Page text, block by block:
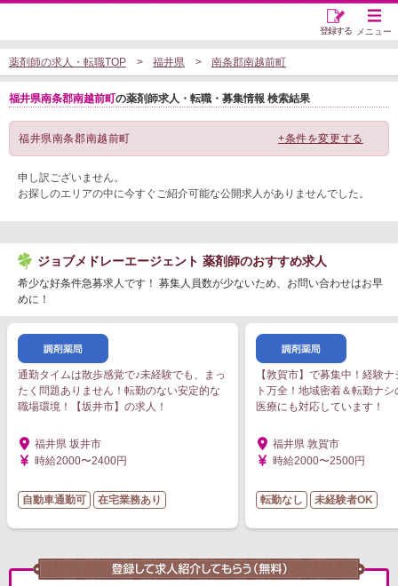
メニュー
登録する
薬剤師の求人・転職TOP 福井県 南条郡南越前町
福井県南条郡南越前町の薬剤師求人・転職・募集情報 検索結果
福井県南条郡南越前町 +条件を変更する
申し訳ございません。
お探しのエリアの中に今すぐご紹介可能な公開求人がありませんでした。
ジョブメドレーエージェント 薬剤師のおすすめ求人
希少な好条件急募求人です！ 募集人員数が少ないため、お問い合わせはお早
めに！
通勤タイムは散歩感覚で♪未経験でも、まっ
たく問題ありません！転勤のない安定的な
職場環境！【坂井市】の求人！
福井県 坂井市
時給2000〜2400円
自動車通勤可 在宅業務あり
【敦賀市】で募集中！経験
ト万全！地域密着＆転勤ナ
医療にも対応しています！
福井県 敦賀市
時給2000〜2500円
転勤なし 未経験者OK